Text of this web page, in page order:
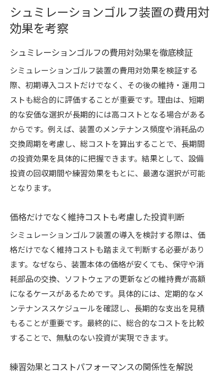
トを解説
費用・メンテナンスの観点で最適環境を選
練習効果とコストのバランスを見極める方
法
設置場所ごとのおすすめシミュレーターを
紹介
複数メーカーの特徴と価格を比較して検討
失敗しないための装置選びチェックリスト
賢い設備投資へ導く費用計画のコツ
シュミレーションゴルフ導入時の予算計画
の立て方
重要性
費用対効果を意識した投資判断の基準を解
説
コストダウンの工夫とおすすめの節約ポイ
ント
実際の導入事例から学ぶ費用管理法
設備投資の成功は計画的な比較検討から始
まる
シュミレーションゴルフ装置の費用対
効果を考察
シュミレーションゴルフの費用対効果を徹底検証
シミュレーションゴルフ装置の費用対効果を検証する
際、初期導入コストだけでなく、その後の維持・運用コ
ストも総合的に評価することが重要です。理由は、短期
的な安価な選択が長期的には高コストとなる場合がある
からです。例えば、装置のメンテナンス頻度や消耗品の
交換周期を考慮し、総コストを算出することで、長期間
の投資効果を具体的に把握できます。結果として、設備
投資の回収期間や練習効果をもとに、最適な選択が可能
となります。
価格だけでなく維持コストも考慮した投資判断
シミュレーションゴルフ装置の導入を検討する際は、価
格だけでなく維持コストも踏まえて判断する必要があり
ます。なぜなら、装置本体の価格が安くても、保守や消
耗部品の交換、ソフトウェアの更新などの維持費が高額
になるケースがあるためです。具体的には、定期的なメ
ンテナンススケジュールを確認し、長期的な支出を見積
もることが重要です。最終的に、総合的なコストを比較
することで、無駄のない投資が実現できます。
練習効果とコストパフォーマンスの関係性を解説